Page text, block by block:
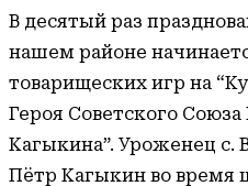
В десятый раз
нашем районе
товарищеских игр на
Героя Советского
Кагыкина”. Уроженец с.
Пётр Кагыкин во время